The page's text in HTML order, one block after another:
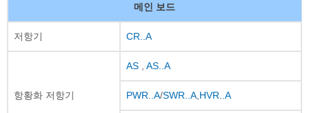
메인 보드
저항기 CR..A
항황화 저항기
AS AS..A
PWR..A/SWR..A HVR..A